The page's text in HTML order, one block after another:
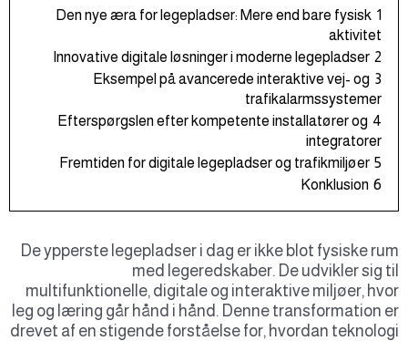
Den nye æra for legepladser: Mere end bare fysisk
aktivitet
Innovative digitale løsninger i moderne legepladser
Eksempel på avancerede interaktive vej- og
trafikalarmssystemer
Efterspørgslen efter kompetente installatører og
integratorer
Fremtiden for digitale legepladser og trafikmiljøer
Konklusion
De ypperste legepladser i dag er ikke blot fysiske
med legeredskaber. De udvikler sig
multifunktionelle, digitale og interaktive miljøer,
leg og læring går hånd i hånd. Denne transformation
drevet af en stigende forståelse for, hvordan